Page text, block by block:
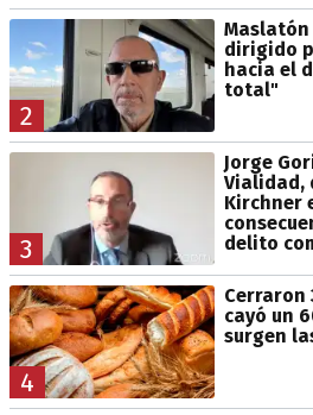
2
Maslatón
dirigido
hacia el
total"
3
Jorge
Vialidad,
Kirchner
delito
4
Cerraron
cayó un
surgen